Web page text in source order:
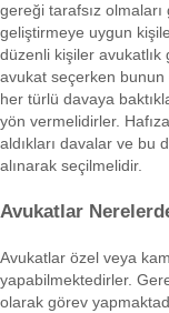
gereği tarafsız
geliştirmeye uygun
düzenli kişiler avukatlık
avukat seçerken bunun
her türlü davaya
yön vermelidirler.
aldıkları davalar ve bu
alınarak seçilmelidir.
Avukatlar
Avukatlar özel veya
yapabilmektedirler.
olarak görev